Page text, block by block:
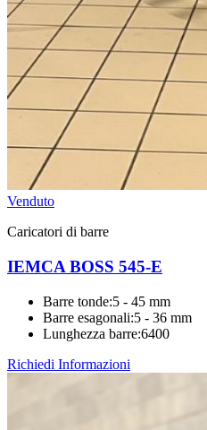
Venduto
Caricatori di barre
IEMCA BOSS 545-E
Barre tonde:5 - 45 mm
Barre esagonali:5 - 36 mm
Lunghezza barre:6400
Richiedi Informazioni